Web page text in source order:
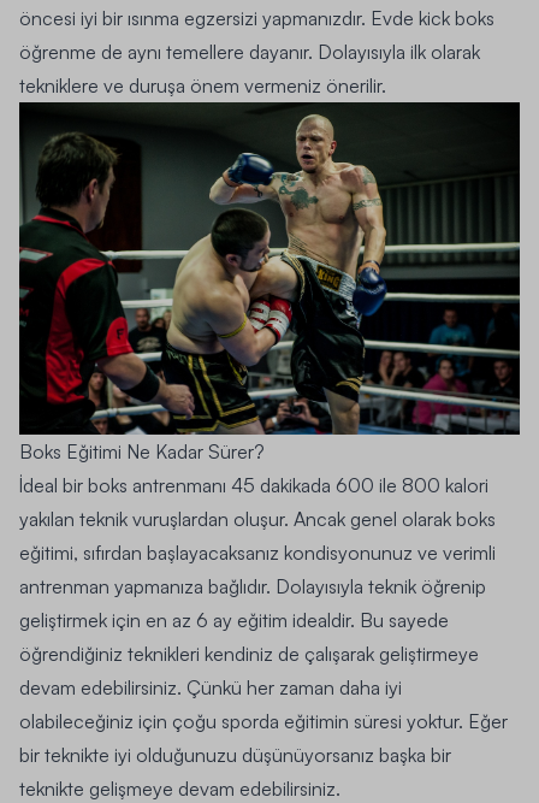
öncesi iyi bir ısınma egzersizi yapmanızdır. Evde kick boks
öğrenme de aynı temellere dayanır. Dolayısıyla ilk olarak
tekniklere ve duruşa önem vermeniz önerilir.
Boks Eğitimi Ne Kadar Sürer?
İdeal bir boks antrenmanı 45 dakikada 600 ile 800 kalori
yakılan teknik vuruşlardan oluşur. Ancak genel olarak boks
eğitimi, sıfırdan başlayacaksanız kondisyonunuz ve verimli
antrenman yapmanıza bağlıdır. Dolayısıyla teknik öğrenip
geliştirmek için en az 6 ay eğitim idealdir. Bu sayede
öğrendiğiniz teknikleri kendiniz de çalışarak geliştirmeye
devam edebilirsiniz. Çünkü her zaman daha iyi
olabileceğiniz için çoğu sporda eğitimin süresi yoktur. Eğer
bir teknikte iyi olduğunuzu düşünüyorsanız başka bir
teknikte gelişmeye devam edebilirsiniz.